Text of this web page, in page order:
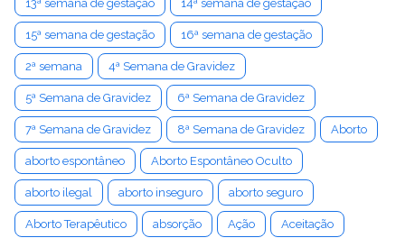
13ª semana de gestação 14ª semana de gestação
15ª semana de gestação 16ª semana de gestação
2ª semana 4ª Semana de Gravidez
5ª Semana de Gravidez 6ª Semana de Gravidez
7ª Semana de Gravidez 8ª Semana de Gravidez Aborto
aborto espontâneo Aborto Espontâneo Oculto
aborto ilegal aborto inseguro aborto seguro
Aborto Terapêutico absorção Ação Aceitação